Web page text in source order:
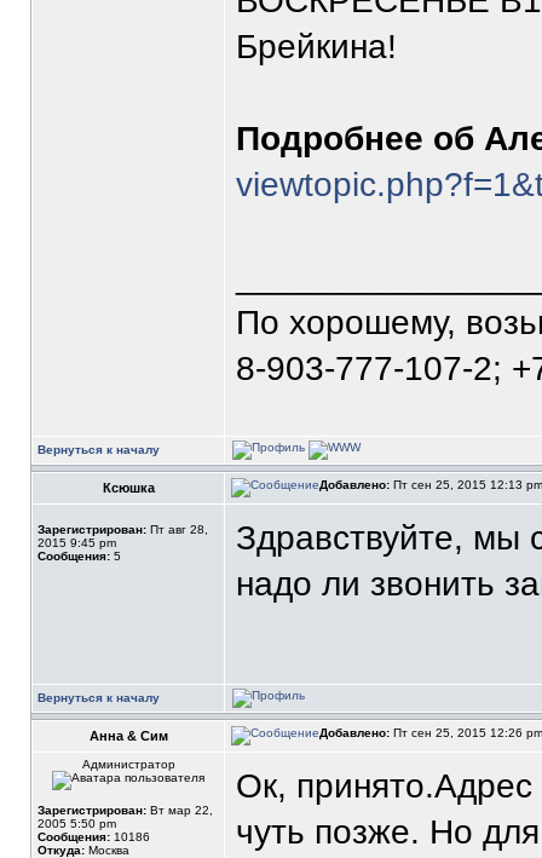
Брейкина!
Подробнее об
По хорошему,
8-903-777-107-2;
Вернуться к началу
Ксюшка Добавлено: Пт сен 25, 2015 12:13
Зарегистрирован: Пт авг 28,
2015 9:45 pm
Сообщения: 5
Здравствуйте,
надо ли звонить
Вернуться к началу
Анна & Сим Добавлено: Пт сен 25, 2015 12:26
Администратор
Зарегистрирован: Вт мар 22,
2005 5:50 pm
Сообщения: 10186
Откуда: Москва
Ок,
чуть позже. Но